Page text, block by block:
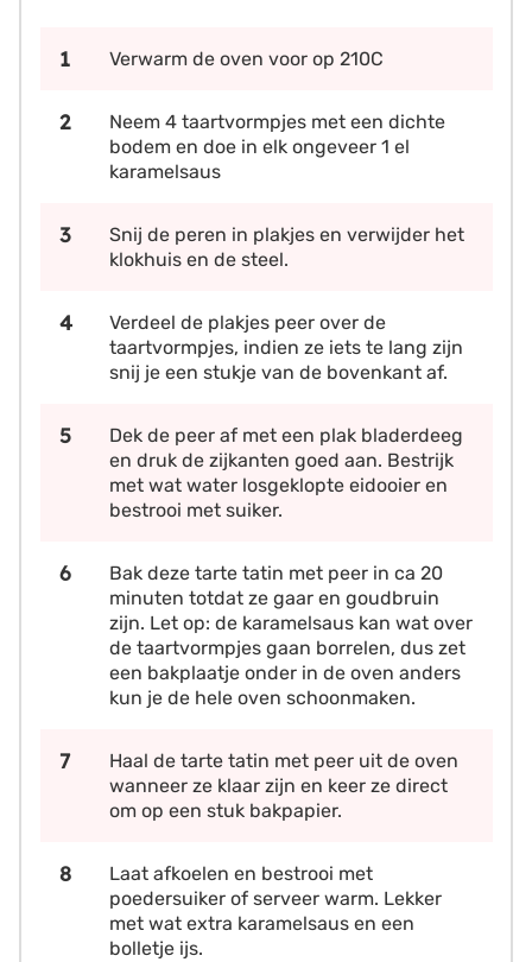
Verwarm de oven voor op 210C
Neem 4 taartvormpjes met een dichte
bodem en doe in elk ongeveer 1 el
karamelsaus
Snij de peren in plakjes en verwijder het
klokhuis en de steel.
Verdeel de plakjes peer over de
taartvormpjes, indien ze iets te lang zijn
snij je een stukje van de bovenkant af.
Dek de peer af met een plak bladerdeeg
en druk de zijkanten goed aan. Bestrijk
met wat water losgeklopte eidooier en
bestrooi met suiker.
Bak deze tarte tatin met peer in ca 20
minuten totdat ze gaar en goudbruin
zijn. Let op: de karamelsaus kan wat over
de taartvormpjes gaan borrelen, dus zet
een bakplaatje onder in de oven anders
kun je de hele oven schoonmaken.
Haal de tarte tatin met peer uit de oven
wanneer ze klaar zijn en keer ze direct
om op een stuk bakpapier.
Laat afkoelen en bestrooi met
poedersuiker of serveer warm. Lekker
met wat extra karamelsaus en een
bolletje ijs.